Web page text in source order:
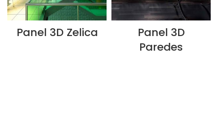
Panel 3D Zelica
Panel 3D
Paredes